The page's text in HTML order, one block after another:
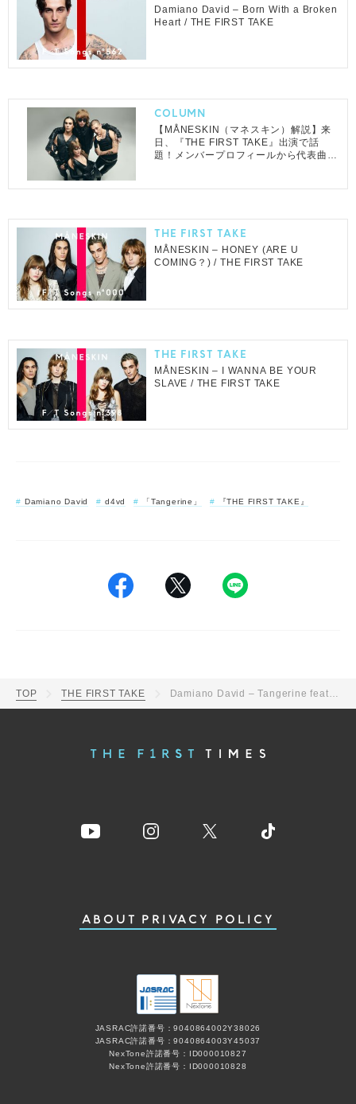
Damiano David – Born With a Broken
Heart / THE FIRST TAKE
COLUMN
【MÅNESKIN（マネスキン）解説】来
日、『THE FIRST TAKE』出演で話
題！メンバープロフィールから代表曲ま
THE FIRST TAKE
MÅNESKIN – HONEY (ARE U
COMING？) / THE FIRST TAKE
THE FIRST TAKE
MÅNESKIN – I WANNA BE YOUR
SLAVE / THE FIRST TAKE
Damiano David d4vd 「Tangerine」 『THE FIRST TAKE』
TOP THE FIRST TAKE Damiano David – Tangerine feat. d4vd / THE FIRST TAKE
ABOUT PRIVACY POLICY
JASRAC許諾番号：9040864002Y38026
JASRAC許諾番号：9040864003Y45037
NexTone許諾番号：ID000010827
NexTone許諾番号：ID000010828